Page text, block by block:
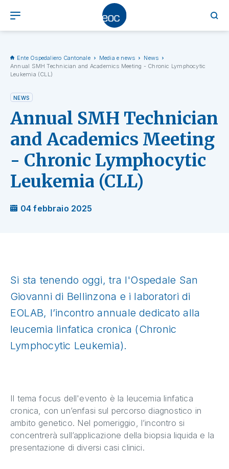
Ente Ospedaliero Cantonale Media e news
News
Annual SMH Technician and Academics Meeting - Chronic Lymphocytic
Leukemia (CLL)
NEWS
Annual SMH Technician
and Academics Meeting
- Chronic Lymphocytic
Leukemia (CLL)
04 febbraio 2025
Si sta tenendo oggi, tra l'Ospedale San
Giovanni di Bellinzona e i laboratori di
EOLAB, l’incontro annuale dedicato alla
leucemia linfatica cronica (Chronic
Lymphocytic Leukemia).
Il tema focus dell'evento è la leucemia linfatica
cronica, con un’enfasi sul percorso diagnostico in
ambito genetico. Nel pomeriggio, l’incontro si
concentrerà sull’applicazione della biopsia liquida e la
presentazione di diversi casi clinici.